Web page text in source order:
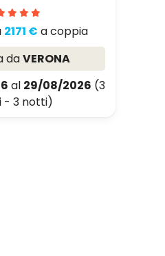
2171 € a coppia
daVERONA
al 29/08/2026 (3
- 3 notti)